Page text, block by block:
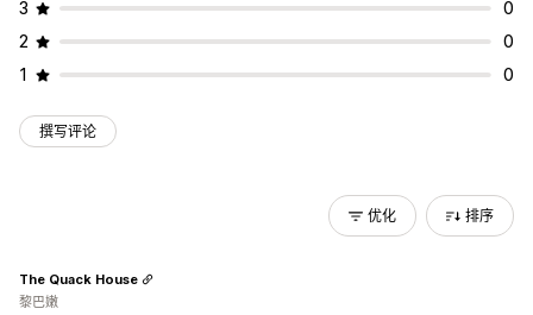
3
0
2
0
1
0
撰写评论
优化 排序
The Quack House
黎巴嫩